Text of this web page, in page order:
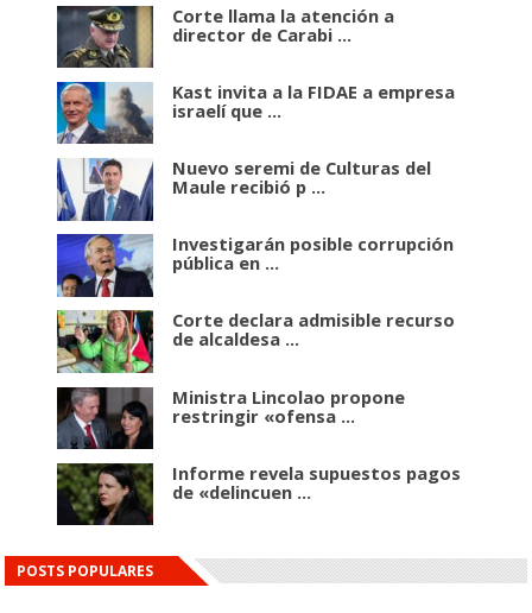
Corte llama la atención a
director de Carabi ...
Kast invita a la FIDAE a empresa
israelí que ...
Nuevo seremi de Culturas del
Maule recibió p ...
Investigarán posible corrupción
pública en ...
Corte declara admisible recurso
de alcaldesa ...
Ministra Lincolao propone
restringir «ofensa ...
Informe revela supuestos pagos
de «delincuen ...
POSTS POPULARES